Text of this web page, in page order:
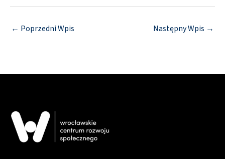
← Poprzedni Wpis Następny Wpis →